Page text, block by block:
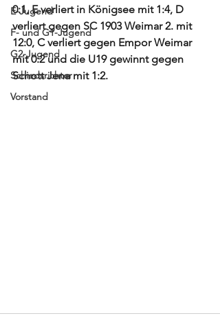
E-Jugend
F- und G1-Jugend
G2-Jugend
Schiedsrichter
Vorstand
0:1, E verliert in Königsee mit 1:4, D
verliert gegen SC 1903 Weimar 2. mit
12:0, C verliert gegen Empor Weimar
mit 0:2 und die U19 gewinnt gegen
Schott Jena mit 1:2.